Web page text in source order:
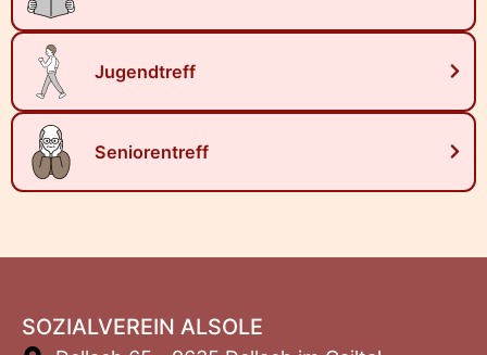
Jugendtreff
Seniorentreff
SOZIALVEREIN ALSOLE